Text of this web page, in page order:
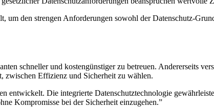
um den strengen Anforderungen sowohl der Datenschutz-
schneller und kostengünstiger zu betreuen. Andererseits
Effizienz und Sicherheit zu wählen.
Die integrierte Datenschutztechnologie
Kompromisse bei der Sicherheit einzugehen.”